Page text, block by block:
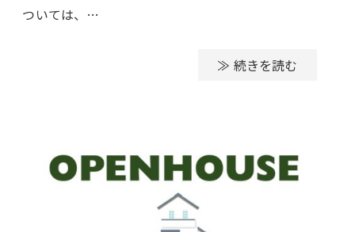
ついては、…
≫ 続きを読む